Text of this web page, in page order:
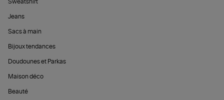
Sweatshirt
Jeans
Sacs à main
Bijoux tendances
Doudounes et Parkas
Maison déco
Beauté